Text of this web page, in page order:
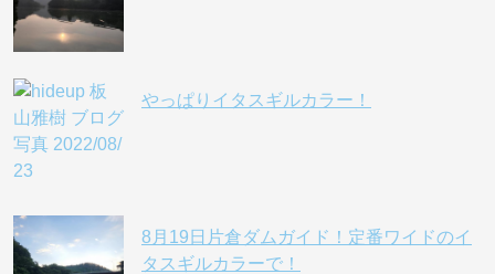
やっぱりイタスギルカラー！
8月19日片倉ダムガイド！定番ワイドのイ
タスギルカラーで！